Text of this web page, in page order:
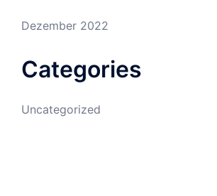
Dezember 2022
Categories
Uncategorized